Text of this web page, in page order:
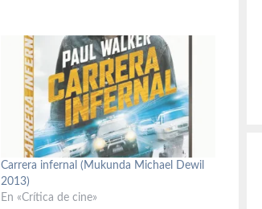
Carrera infernal (Mukunda Michael Dewil
2013)
En «Crítica de cine»